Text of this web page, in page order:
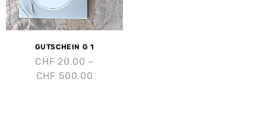
GUTSCHEIN G 1
CHF 20.00 –
CHF 500.00